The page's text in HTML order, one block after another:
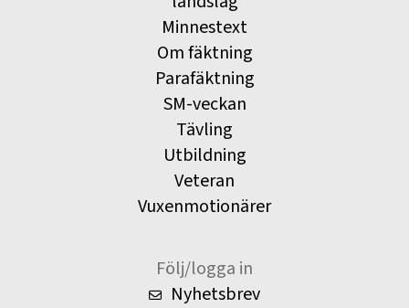
Minnestext
Om fäktning
Parafäktning
SM-veckan
Tävling
Utbildning
Veteran
Vuxenmotionärer
Följ/logga in
Nyhetsbrev